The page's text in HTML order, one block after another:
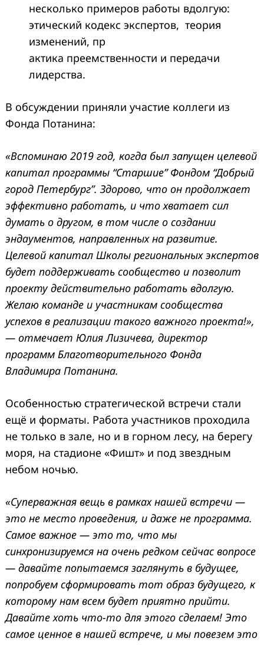
несколько примеров работы вдолгую:
этический кодекс экспертов, теория
изменений, пр
актика преемственности и передачи
лидерства.
В обсуждении приняли участие коллеги из
Фонда Потанина:
«Вспоминаю 2019 год, когда был запущен целевой
капитал программы “Старшие” Фондом “Добрый
город Петербург”. Здорово, что он продолжает
эффективно работать, и что хватает сил
думать о другом, в том числе о создании
эндаументов, направленных на развитие.
Целевой капитал Школы региональных экспертов
будет поддерживать сообщество и позволит
проекту действительно работать вдолгую.
Желаю команде и участникам сообщества
успехов в реализации такого важного проекта!»,
— отмечает Юлия Лизичева, директор
программ Благотворительного Фонда
Владимира Потанина.
Особенностью стратегической встречи стали
ещё и форматы. Работа участников проходила
не только в зале, но и в горном лесу, на берегу
моря, на стадионе «Фишт» и под звездным
небом ночью.
«Суперважная вещь в рамках нашей встречи —
это не место проведения, и даже не программа.
Самое важное — это то, что мы
синхронизируемся на очень редком сейчас вопросе
— давайте попытаемся заглянуть в будущее,
попробуем сформировать тот образ будущего, к
которому нам всем будет приятно прийти.
Давайте хоть что-то для этого сделаем! Это
самое ценное в нашей встрече, и мы повезем это